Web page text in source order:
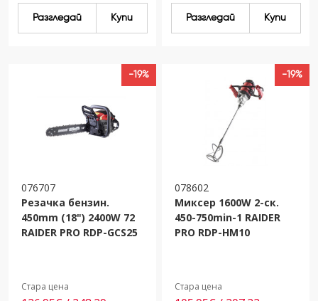
Разгледай Купи Разгледай Купи
-19%
076707
Резачка бензин.
450mm (18") 2400W 72
RAIDER PRO RDP-GCS25
Стара цена
-19%
078602
Миксер 1600W 2-ск.
450-750min-1 RAIDER
PRO RDP-HM10
Стара цена